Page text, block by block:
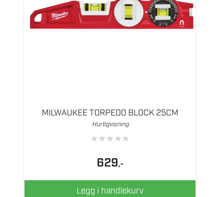
MILWAUKEE TORPEDO BLOCK 25CM
Hurtigvisning
★★★★★
629,-
Legg i handlekurv